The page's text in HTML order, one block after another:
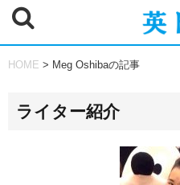
HOME > Meg Oshibaの記事
ライター紹介